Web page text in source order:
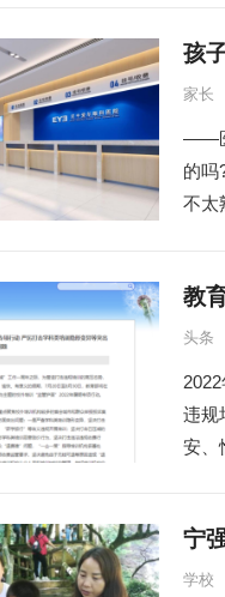
孩
家长
——
的吗
不太
教
头条
违规
安、
宁
学校